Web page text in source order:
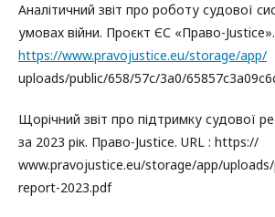
Аналітичний звіт про роботу судової
умовах війни. Проєкт ЄС «Право-Justice».
https://www.pravojustice.eu/storage/app/
uploads/public/658/57c/3a0/
Щорічний звіт про підтримку судової
за 2023 рік. Право-Justice. URL : https://
www.pravojustice.eu/storage/app/
report-2023.pdf